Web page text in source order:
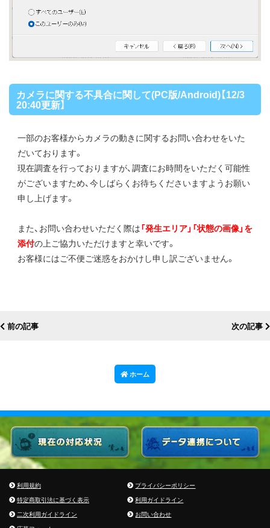
カメラに関する不具合に関して(PC版/Android)【12/3
20:40更新】
一部のお客様からカメラの動きに関するお問い合わせをいた
だいております。
現在調査を行っておりますが、調査にお時間をいただく可能性
がございますため、今しばらくお待ちくださいますようお願い
申し上げます。
また、お問い合わせいただく際は「発生エリア」「状態の画像」を
添付の上ご協力いただけますと幸いです。
お客様にはご不便ご迷惑をおかけし申し訳ございません。
前の記事 次の記事
ホーム
利用規約
プライバシーポリシー
特定商取引法に基づく表示
利用ガイドライン
二次利用ガイドライン
お問い合わせ